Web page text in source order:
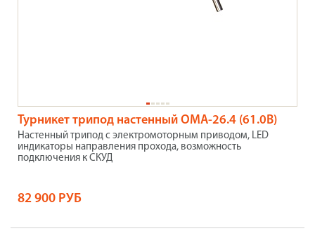
Турникет трипод настенный OMA-26.4 (61.0B)
Настенный трипод с электромоторным приводом, LED
индикаторы направления прохода, возможность
подключения к СКУД
82 900 РУБ